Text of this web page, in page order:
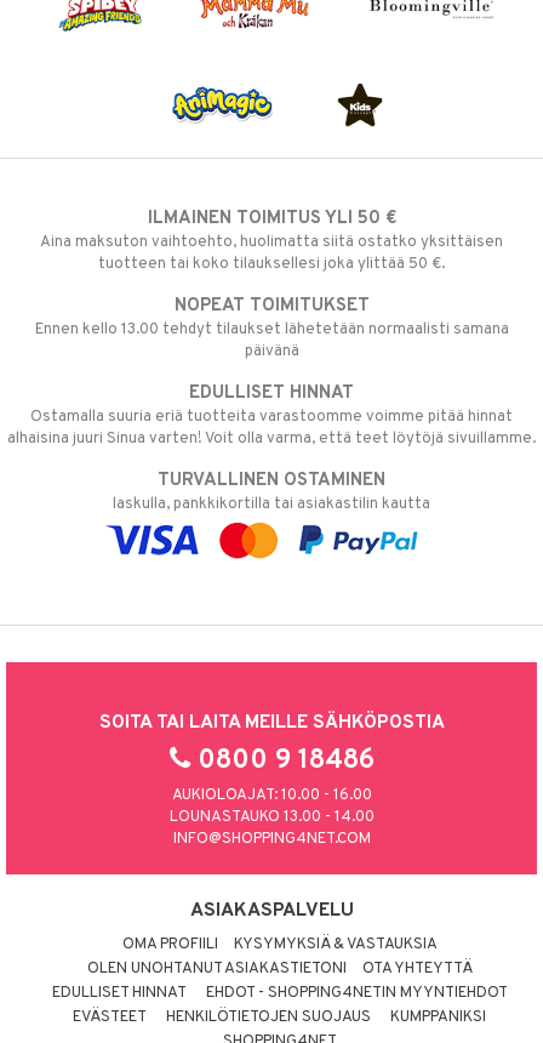
ILMAINEN TOIMITUS YLI 50 €
Aina maksuton vaihtoehto, huolimatta siitä ostatko yksittäisen
tuotteen tai koko tilauksellesi joka ylittää 50 €.
NOPEAT TOIMITUKSET
Ennen kello 13.00 tehdyt tilaukset lähetetään normaalisti samana
päivänä
EDULLISET HINNAT
Ostamalla suuria eriä tuotteita varastoomme voimme pitää hinnat
alhaisina juuri Sinua varten! Voit olla varma, että teet löytöjä sivuillamme.
TURVALLINEN OSTAMINEN
laskulla, pankkikortilla tai asiakastilin kautta
SOITA TAI LAITA MEILLE SÄHKÖPOSTIA
0800 9 18486
AUKIOLOAJAT: 10.00 - 16.00
LOUNASTAUKO 13.00 - 14.00
INFO@SHOPPING4NET.COM
ASIAKASPALVELU
OMA PROFIILI
KYSYMYKSIÄ & VASTAUKSIA
OLEN UNOHTANUT ASIAKASTIETONI
OTA YHTEYTTÄ
EDULLISET HINNAT
EHDOT - SHOPPING4NETIN MYYNTIEHDOT
EVÄSTEET
HENKILÖTIETOJEN SUOJAUS
KUMPPANIKSI